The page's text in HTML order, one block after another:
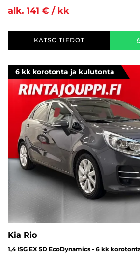
alk. 141 € / kk
KATSO TIEDOT
6 kk korotonta ja kulutonta
Kia Rio
1,4 ISG EX 5D EcoDynamics - 6 kk